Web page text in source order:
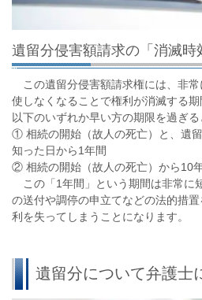
遺留分侵害額請求の「消滅時
この遺留分侵害額請求権には、非
使しなくなることで権利が消滅する期
以下のいずれか早い方の期限を過ぎる
① 相続の開始（故人の死亡）と、遺
知った日から1年間
② 相続の開始（故人の死亡）から10
この「1年間」という期間は非常に
の送付や調停の申立てなどの法的措
利を失ってしまうことになります。
遺留分について弁護士